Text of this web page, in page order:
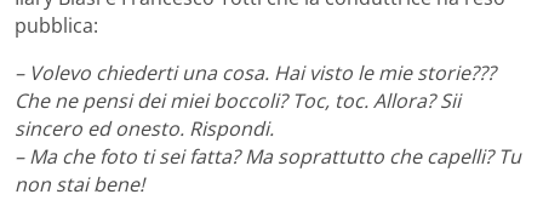
pubblica:
– Volevo chiederti una cosa. Hai visto le mie storie???
Che ne pensi dei miei boccoli? Toc, toc. Allora? Sii
sincero ed onesto. Rispondi.
– Ma che foto ti sei fatta? Ma soprattutto che capelli? Tu
non stai bene!